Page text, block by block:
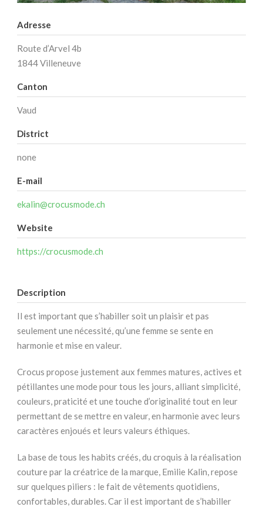
Adresse
Route d’Arvel 4b
1844 Villeneuve
Canton
Vaud
District
none
E-mail
ekalin@crocusmode.ch
Website
https://crocusmode.ch
Description
Il est important que s’habiller soit un plaisir et pas
seulement une nécessité, qu’une femme se sente en
harmonie et mise en valeur.
Crocus propose justement aux femmes matures, actives et
pétillantes une mode pour tous les jours, alliant simplicité,
couleurs, praticité et une touche d’originalité tout en leur
permettant de se mettre en valeur, en harmonie avec leurs
caractères enjoués et leurs valeurs éthiques.
La base de tous les habits créés, du croquis à la réalisation
couture par la créatrice de la marque, Emilie Kalin, repose
sur quelques piliers : le fait de vêtements quotidiens,
confortables, durables. Car il est important de s’habiller